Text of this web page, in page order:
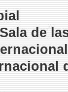
Sala de